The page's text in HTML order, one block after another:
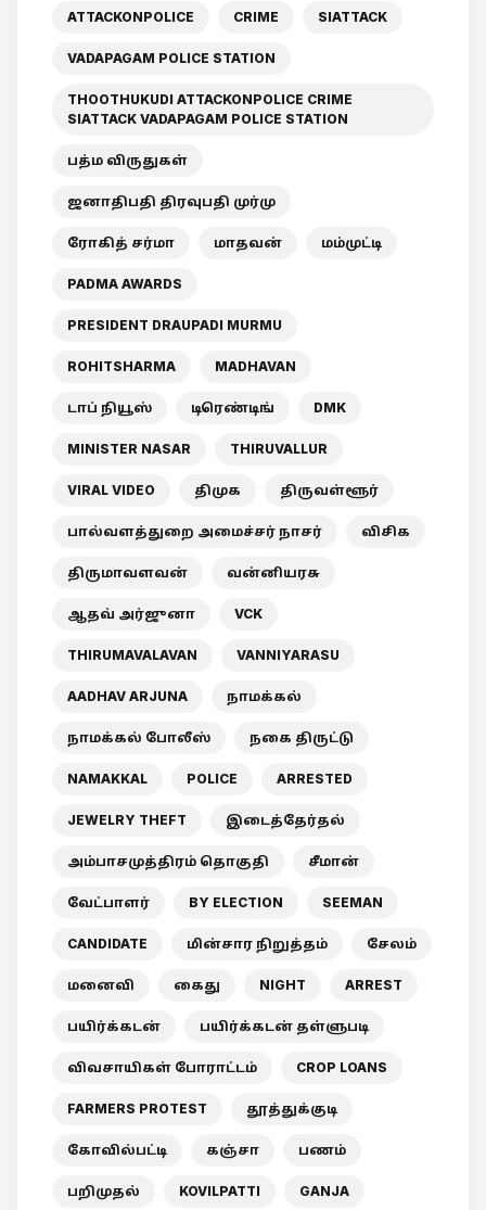
ATTACKONPOLICE CRIME SIATTACK
VADAPAGAM POLICE STATION
THOOTHUKUDI ATTACKONPOLICE CRIME
SIATTACK VADAPAGAM POLICE STATION
பத்ம விருதுகள்
ஜனாதிபதி திரவுபதி முர்மு
ரோகித் சர்மா மாதவன் மம்முட்டி
PADMA AWARDS
PRESIDENT DRAUPADI MURMU
ROHITSHARMA MADHAVAN
டாப் நியூஸ் டிரெண்டிங் DMK
MINISTER NASAR THIRUVALLUR
VIRAL VIDEO திமுக திருவள்ளூர்
பால்வளத்துறை அமைச்சர் நாசர் விசிக
திருமாவளவன் வன்னியரசு
ஆதவ் அர்ஜுனா VCK
THIRUMAVALAVAN VANNIYARASU
AADHAV ARJUNA நாமக்கல்
நாமக்கல் போலீஸ் நகை திருட்டு
NAMAKKAL POLICE ARRESTED
JEWELRY THEFT இடைத்தேர்தல்
அம்பாசமுத்திரம் தொகுதி சீமான்
வேட்பாளர் BY ELECTION SEEMAN
CANDIDATE மின்சார நிறுத்தம் சேலம்
மனைவி கைது NIGHT ARREST
பயிர்க்கடன் பயிர்க்கடன் தள்ளுபடி
விவசாயிகள் போராட்டம் CROP LOANS
FARMERS PROTEST தூத்துக்குடி
கோவில்பட்டி கஞ்சா பணம்
பறிமுதல் KOVILPATTI GANJA